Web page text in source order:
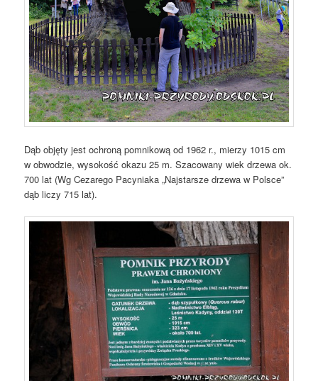
Dąb objęty jest ochroną pomnikową od 1962 r., mierzy 1015 cm
w obwodzie, wysokość okazu 25 m. Szacowany wiek drzewa ok.
700 lat (Wg Cezarego Pacyniaka „Najstarsze drzewa w Polsce”
dąb liczy 715 lat).